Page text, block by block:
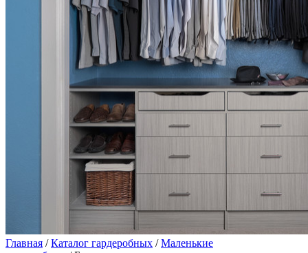
Главная /Каталог гардеробных /Маленькие